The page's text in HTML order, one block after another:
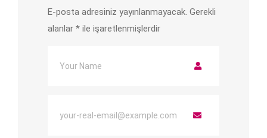
E-posta adresiniz yayınlanmayacak. Gerekli
alanlar * ile işaretlenmişlerdir